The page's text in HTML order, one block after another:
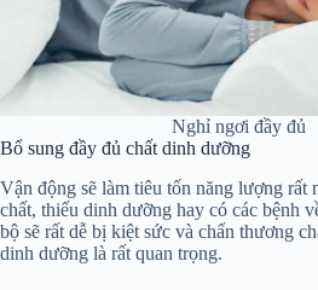
Nghỉ ngơi đầy đủ
Bổ sung đầy đủ chất dinh dưỡng
Vận động sẽ làm tiêu tốn năng lượng rất
chất, thiếu dinh dưỡng hay có các bệnh
bộ sẽ rất dễ bị kiệt sức và chấn thương
dinh dưỡng là rất quan trọng.